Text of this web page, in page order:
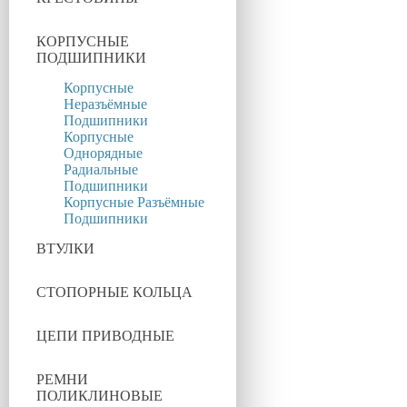
КОРПУСНЫЕ
ПОДШИПНИКИ
Корпусные
Неразъёмные
Подшипники
Корпусные
Однорядные
Радиальные
Подшипники
Корпусные Разъёмные
Подшипники
ВТУЛКИ
СТОПОРНЫЕ КОЛЬЦА
ЦЕПИ ПРИВОДНЫЕ
РЕМНИ
ПОЛИКЛИНОВЫЕ